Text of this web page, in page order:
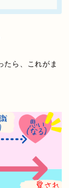
たら、これがま